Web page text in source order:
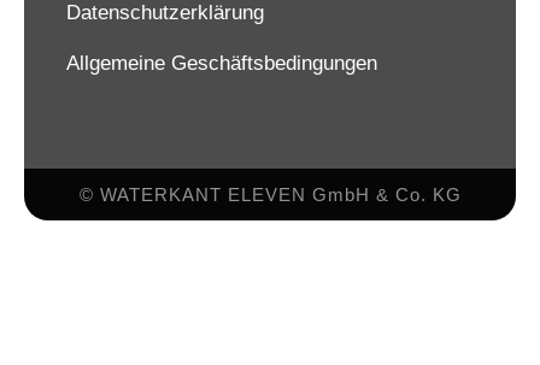
Datenschutzerklärung
Allgemeine Geschäftsbedingungen
© WATERKANT ELEVEN GmbH & Co. KG